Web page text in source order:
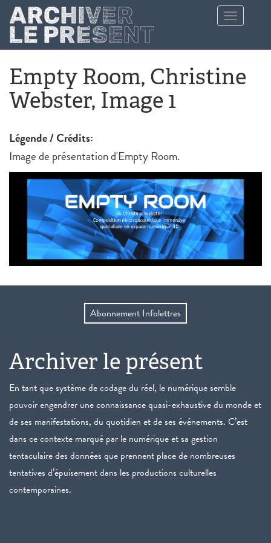
Aller au contenu principal
Toggle
navigation
Empty Room, Christine
Webster, Image 1
Légende / Crédits:
Image de présentation d'Empty Room.
Abonnement Infolettres
Archiver le présent
En tant que système de codage du réel, le numérique semble
pouvoir engendrer une connaissance quasi-exhaustive du monde et
de ses manifestations, du quotidien et de ses événements. C’est
dans ce contexte marqué par le numérique et sa gestion
tentaculaire des données que prennent place de nombreuses
tentatives d’épuisement dans les productions culturelles
contemporaines.